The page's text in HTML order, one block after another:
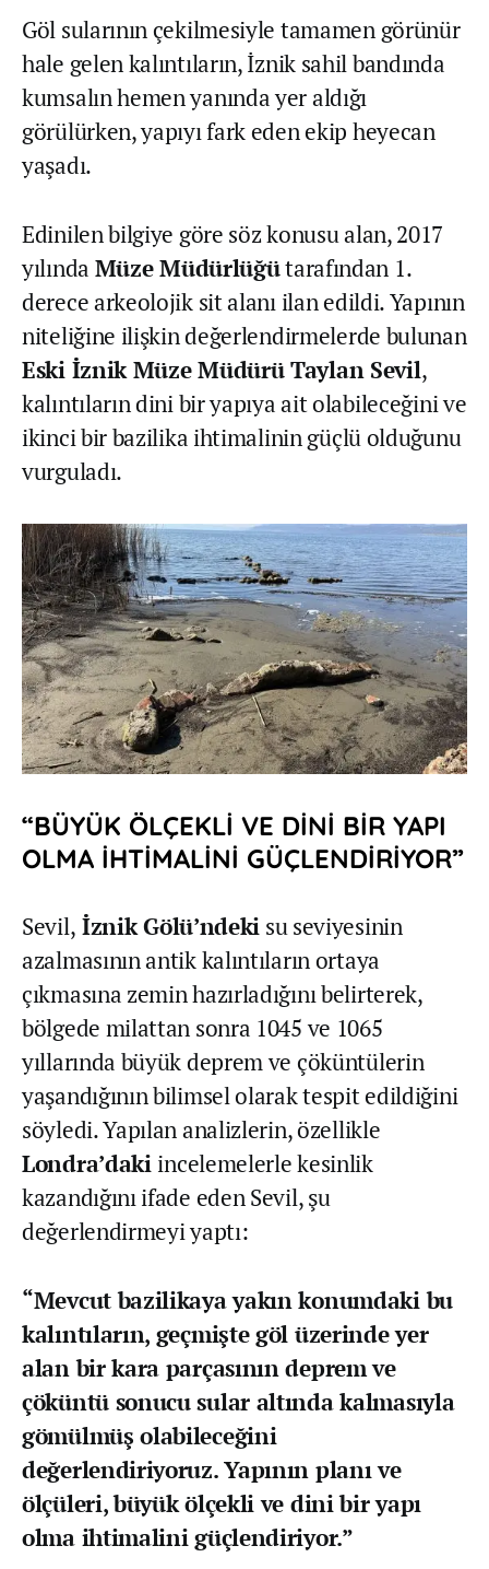
Göl sularının çekilmesiyle tamamen görünür
hale gelen kalıntıların, İznik sahil bandında
kumsalın hemen yanında yer aldığı
görülürken, yapıyı fark eden ekip heyecan
yaşadı.
Edinilen bilgiye göre söz konusu alan, 2017
yılında Müze Müdürlüğütarafından 1.
derece arkeolojik sit alanı ilan edildi. Yapının
niteliğine ilişkin değerlendirmelerde bulunan
Eski İznik Müze Müdürü Taylan Sevil,
kalıntıların dini bir yapıya ait olabileceğini ve
ikinci bir bazilika ihtimalinin güçlü olduğunu
vurguladı.
“BÜYÜK ÖLÇEKLİ VE DİNİ BİR YAPI
OLMA İHTİMALİNİ GÜÇLENDİRİYOR”
Sevil, İznik Gölü’ndeki su seviyesinin
azalmasının antik kalıntıların ortaya
çıkmasına zemin hazırladığını belirterek,
bölgede milattan sonra 1045 ve 1065
yıllarında büyük deprem ve çöküntülerin
yaşandığının bilimsel olarak tespit edildiğini
söyledi. Yapılan analizlerin, özellikle
Londra’daki incelemelerle kesinlik
kazandığını ifade eden Sevil, şu
değerlendirmeyi yaptı:
“Mevcut bazilikaya yakın konumdaki bu
kalıntıların, geçmişte göl üzerinde yer
alan bir kara parçasının deprem ve
çöküntü sonucu sular altında kalmasıyla
gömülmüş olabileceğini
değerlendiriyoruz. Yapının planı ve
ölçüleri, büyük ölçekli ve dini bir yapı
olma ihtimalini güçlendiriyor.”